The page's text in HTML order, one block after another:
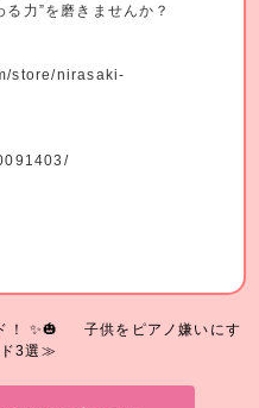
力”を磨きませんか？
store/nirasaki-
！ ✨🎃
子供をピアノ嫌いにす
ド3選≫